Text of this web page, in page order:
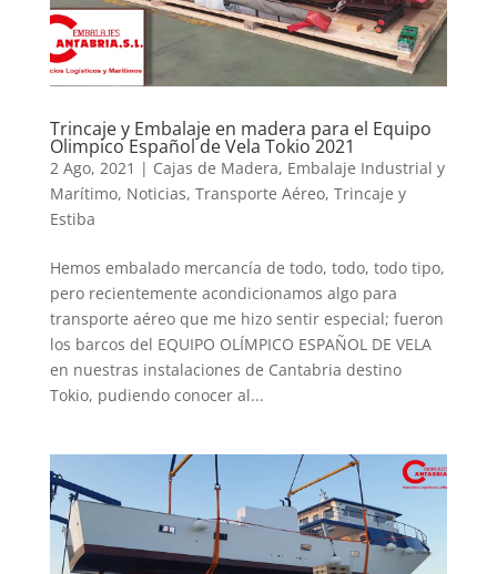
Trincaje y Embalaje en madera para el Equipo
Olimpico Español de Vela Tokio 2021
2 Ago, 2021 | Cajas de Madera, Embalaje Industrial y
Marítimo, Noticias, Transporte Aéreo, Trincaje y
Estiba
Hemos embalado mercancía de todo, todo, todo tipo,
pero recientemente acondicionamos algo para
transporte aéreo que me hizo sentir especial; fueron
los barcos del EQUIPO OLÍMPICO ESPAÑOL DE VELA
en nuestras instalaciones de Cantabria destino
Tokio, pudiendo conocer al...